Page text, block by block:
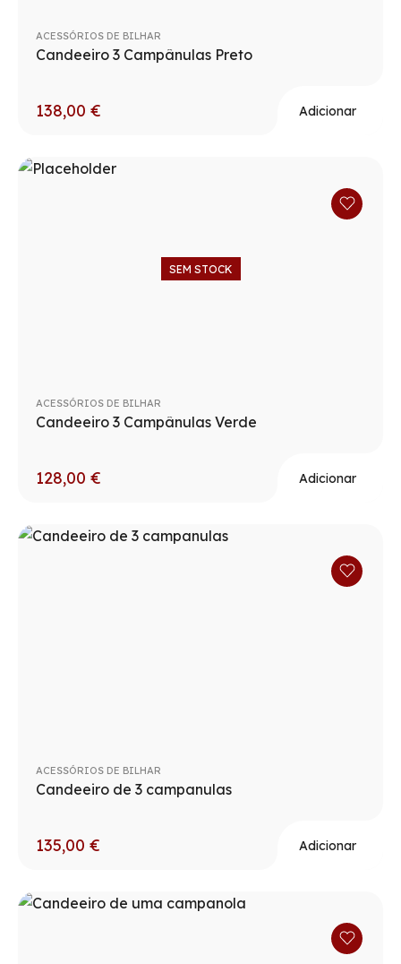
ACESSÓRIOS DE BILHAR
Candeeiro 3 Campânulas Preto
138,00 € Adicionar
SEM STOCK
ACESSÓRIOS DE BILHAR
Candeeiro 3 Campânulas Verde
128,00 € Adicionar
ACESSÓRIOS DE BILHAR
Candeeiro de 3 campanulas
135,00 € Adicionar